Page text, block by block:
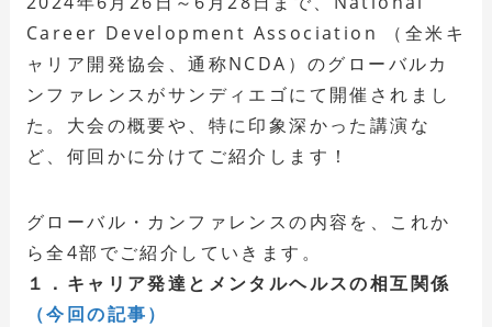
Career Development Association （全米キ
ャリア開発協会、通称NCDA）のグローバルカ
ンファレンスがサンディエゴにて開催されまし
た。大会の概要や、特に印象深かった講演な
ど、何回かに分けてご紹介します！
グローバル・カンファレンスの内容を、これか
ら全4部でご紹介していきます。
１．キャリア発達とメンタルヘルスの相互関係
（今回の記事）